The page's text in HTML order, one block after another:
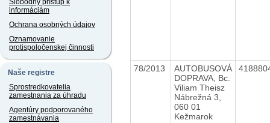
Slobodný prístup k
informáciám
Ochrana osobných údajov
Oznamovanie
protispoločenskej činnosti
Naše registre
Sprostredkovatelia
zamestnania za úhradu
Agentúry podporovaného
zamestnávania
78/2013
AUTOBUSOVÁ
DOPRAVA, Bc.
Viliam Theisz
Nábrežná 3,
060 01
Kežmarok